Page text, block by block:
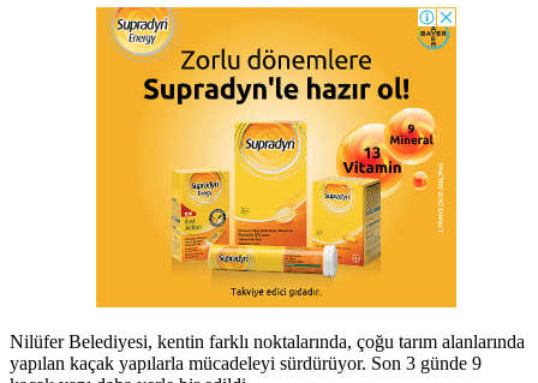
Nilüfer Belediyesi, kentin farklı noktalarında, çoğu tarım alanlarında
yapılan kaçak yapılarla mücadeleyi sürdürüyor. Son 3 günde 9